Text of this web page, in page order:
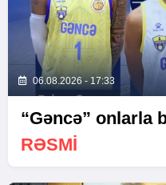
06.08.2026 - 17:33
“Gəncə” onlarla
RƏSMİ